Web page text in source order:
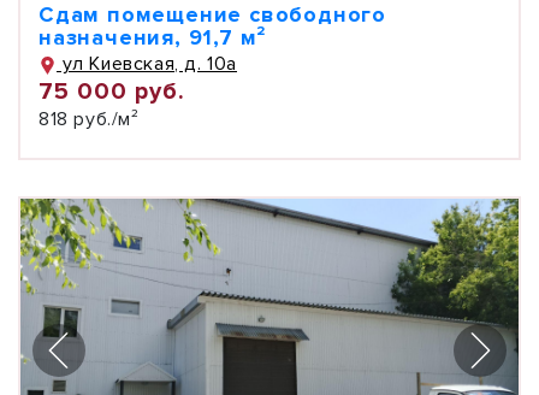
Сдам помещение свободного
назначения, 91,7 м²
ул Киевская, д. 10а
75 000 руб.
818 руб./м²